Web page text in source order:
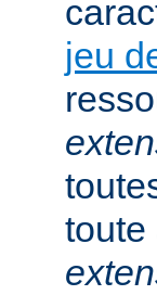
jeu
toute